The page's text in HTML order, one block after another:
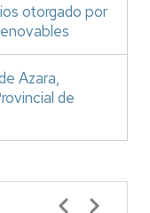
otorgado por
Azara,
de
Paginación